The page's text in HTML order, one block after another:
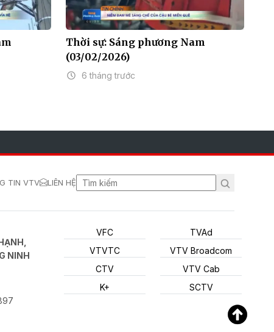
Thời sự: Sáng phương Nam
(03/02/2026)
6 tháng trước
TIN VTV LIÊN HỆ
NINH
VFC
VTVTC
CTV
K+
TVAd
VTV Broadcom
VTV Cab
SCTV